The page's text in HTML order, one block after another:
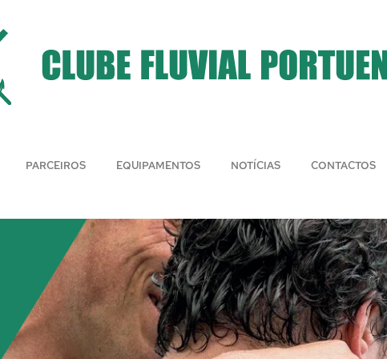
PARCEIROS EQUIPAMENTOS NOTÍCIAS CONTACTOS